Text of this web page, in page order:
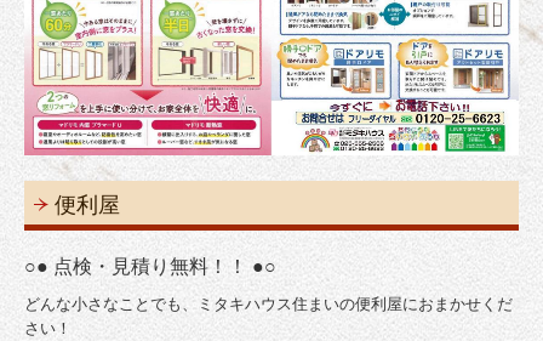
古民家再生住宅 施工例
便利屋
リフォーム
介護福祉部門
トップヒートバリアー
薪ストーブ・奴奈姫杉
補助金制度
便利屋
○● 点検・見積り無料！！ ●○
どんな小さなことでも、ミタキハウス住まいの便利屋におまかせくだ
さい！